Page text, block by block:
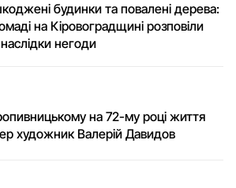
будинки та повалені дерева:
на Кіровоградщині розповіли
негоди
на 72-му році життя
художник Валерій Давидов